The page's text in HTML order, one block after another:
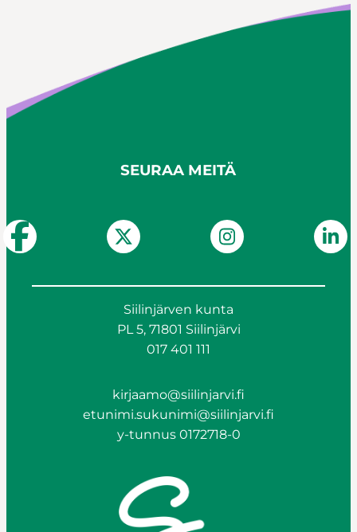
SEURAA MEITÄ
Siilinjärven kunta
PL 5, 71801 Siilinjärvi
017 401 111
kirjaamo@siilinjarvi.fi
etunimi.sukunimi@siilinjarvi.fi
y-tunnus 0172718-0